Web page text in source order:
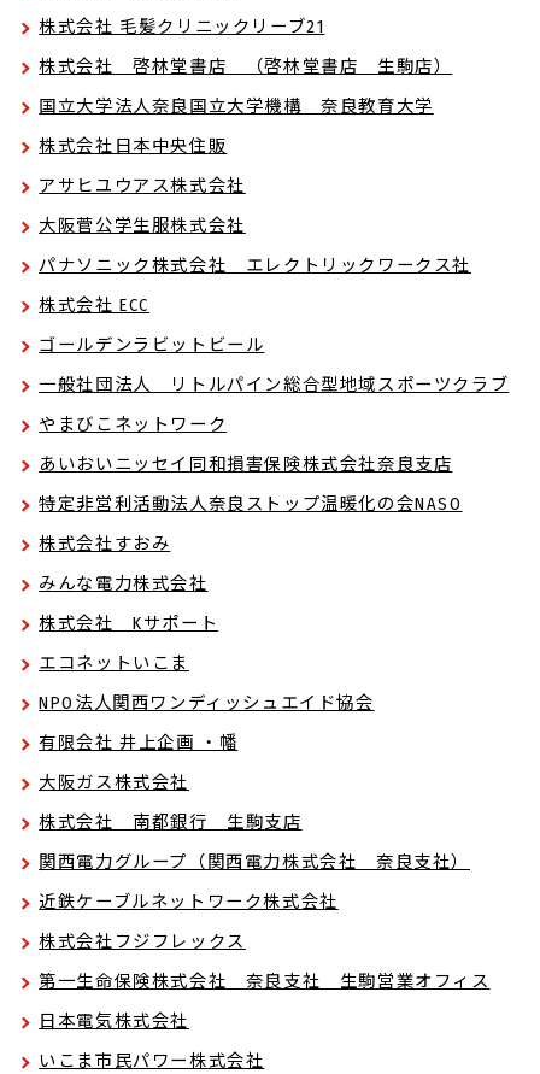
株式会社 毛髪クリニックリーブ21
株式会社 啓林堂書店 （啓林堂書店 生駒店）
国立大学法人奈良国立大学機構 奈良教育大学
株式会社日本中央住販
アサヒユウアス株式会社
大阪菅公学生服株式会社
パナソニック株式会社 エレクトリックワークス社
株式会社 ECC
ゴールデンラビットビール
一般社団法人 リトルパイン総合型地域スポーツクラブ
やまびこネットワーク
あいおいニッセイ同和損害保険株式会社奈良支店
特定非営利活動法人奈良ストップ温暖化の会NASO
株式会社すおみ
みんな電力株式会社
株式会社 Kサポート
エコネットいこま
NPO法人関西ワンディッシュエイド協会
有限会社 井上企画 ・幡
大阪ガス株式会社
株式会社 南都銀行 生駒支店
関西電力グループ（関西電力株式会社 奈良支社）
近鉄ケーブルネットワーク株式会社
株式会社フジフレックス
第一生命保険株式会社 奈良支社 生駒営業オフィス
日本電気株式会社
いこま市民パワー株式会社